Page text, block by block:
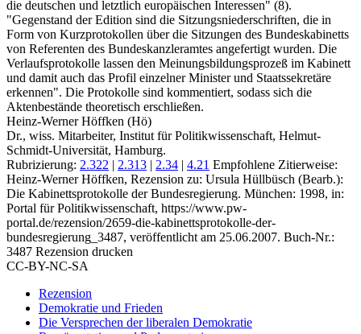
die deutschen und letztlich europäischen Interessen" (8).
"Gegenstand der Edition sind die Sitzungsniederschriften, die in
Form von Kurzprotokollen über die Sitzungen des Bundeskabinetts
von Referenten des Bundeskanzleramtes angefertigt wurden. Die
Verlaufsprotokolle lassen den Meinungsbildungsprozeß im Kabinett
und damit auch das Profil einzelner Minister und Staatssekretäre
erkennen". Die Protokolle sind kommentiert, sodass sich die
Aktenbestände theoretisch erschließen.
Heinz-Werner Höffken (Hö)
Dr., wiss. Mitarbeiter, Institut für Politikwissenschaft, Helmut-
Schmidt-Universität, Hamburg.
Rubrizierung: 2.322 | 2.313 | 2.34 | 4.21 Empfohlene Zitierweise:
Heinz-Werner Höffken, Rezension zu: Ursula Hüllbüsch (Bearb.):
Die Kabinettsprotokolle der Bundesregierung. München: 1998, in:
Portal für Politikwissenschaft, https://www.pw-
portal.de/rezension/2659-die-kabinettsprotokolle-der-
bundesregierung_3487, veröffentlicht am 25.06.2007. Buch-Nr.:
3487 Rezension drucken
CC-BY-NC-SA
Rezension
Demokratie und Frieden
Die Versprechen der liberalen Demokratie